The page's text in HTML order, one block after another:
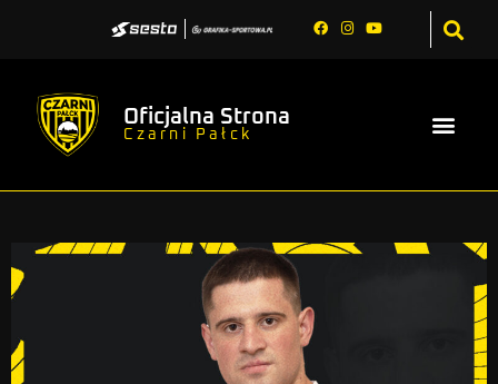
Oficjalna Strona
Czarni Pałck